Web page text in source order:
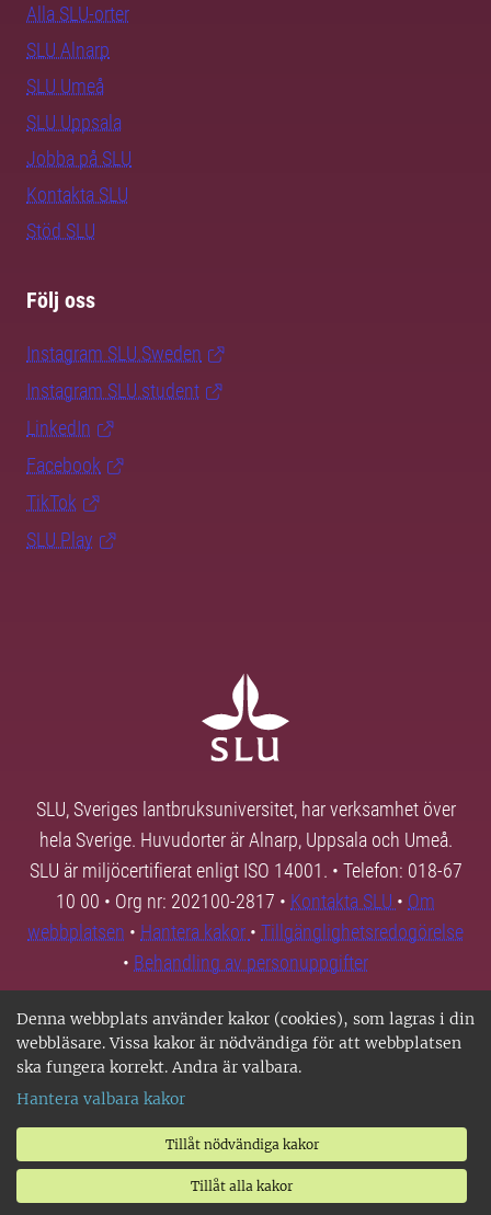
Denna webbplats använder kakor (cookies), som lagras i din
webbläsare. Vissa kakor är nödvändiga för att webbplatsen
ska fungera korrekt. Andra är valbara.
Hantera valbara kakor
Tillåt nödvändiga kakor
Tillåt alla kakor
Alla SLU-orter
SLU Alnarp
SLU Umeå
SLU Uppsala
Jobba på SLU
Kontakta SLU
Stöd SLU
Följ oss
Instagram SLU.Sweden
Instagram SLU.student
LinkedIn
Facebook
TikTok
SLU Play
SLU, Sveriges lantbruksuniversitet, har verksamhet över
hela Sverige. Huvudorter är Alnarp, Uppsala och Umeå.
SLU är miljöcertifierat enligt ISO 14001. • Telefon: 018-67
10 00 • Org nr: 202100-2817 • Kontakta SLU • Om
webbplatsen • Hantera kakor • Tillgänglighetsredogörelse
• Behandling av personuppgifter